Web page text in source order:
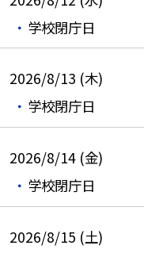
学校閉庁日
2026/8/13 (木)
学校閉庁日
2026/8/14 (金)
学校閉庁日
2026/8/15 (土)